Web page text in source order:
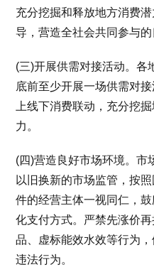
充分挖掘和释放地方消费
导，营造全社会共同参与的
(三)开展供需对接活动。各
底前至少开展一场供需对
上线下消费联动，充分挖
力。
(四)营造良好市场环境。市
以旧换新的市场监管，按
件的经营主体一视同仁，
化支付方式。严禁先涨价
品、虚标能效水效等行为
违法行为。